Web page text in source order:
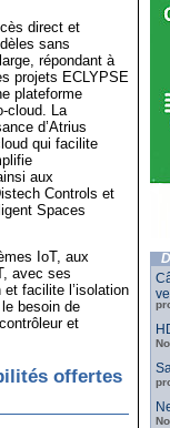
direct et
sans
répondant à
projets ECLYPSE
plateforme
cloud. La
d’Atrius
qui facilite
aux
Controls et
Spaces
IoT, aux
avec ses
facilite l’isolation
besoin de
et
offertes